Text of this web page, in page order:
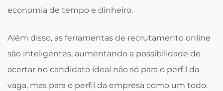
economia de tempo e dinheiro.
Além disso, as ferramentas de recrutamento online
são inteligentes, aumentando a possibilidade de
acertar no candidato ideal não só para o perfil da
vaga, mas para o perfil da empresa como um todo.